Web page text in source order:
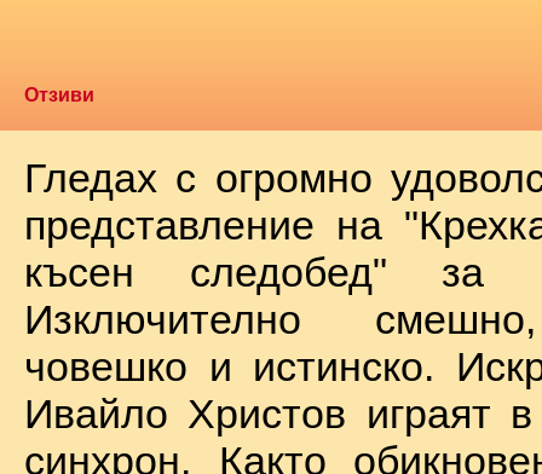
Отзиви
Гледах с огромно
представление на
късен следобед" за
Изключително
човешко и истинско.
Ивайло Христов играят
синхрон. Както